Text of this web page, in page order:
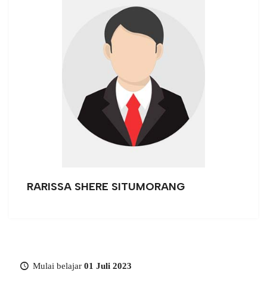
RARISSA SHERE SITUMORANG
Mulai belajar 01 Juli 2023